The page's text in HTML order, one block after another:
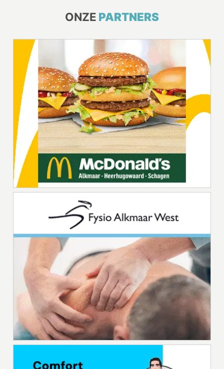
ONZE PARTNERS